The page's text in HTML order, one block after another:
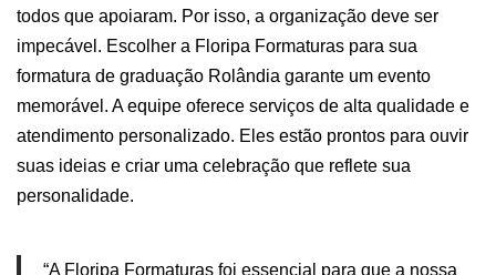
todos que apoiaram. Por isso, a organização deve ser
impecável. Escolher a Floripa Formaturas para sua
formatura de graduação Rolândia garante um evento
memorável. A equipe oferece serviços de alta qualidade e
atendimento personalizado. Eles estão prontos para ouvir
suas ideias e criar uma celebração que reflete sua
personalidade.
“A Floripa Formaturas foi essencial para que a nossa